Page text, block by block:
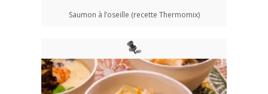
Saumon à l’oseille (recette Thermomix)